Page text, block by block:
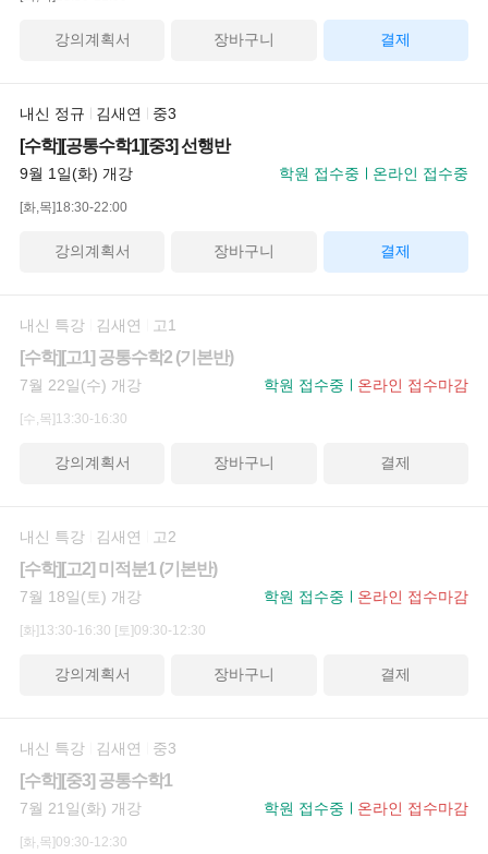
강의계획서 장바구니 결제
내신 정규 김새연 중3
[수학][공통수학1][중3] 선행반
9월 1일(화) 개강 학원 접수중 온라인 접수중
[화,목]18:30-22:00
강의계획서 장바구니 결제
내신 특강 김새연 고1
[수학][고1] 공통수학2 (기본반)
7월 22일(수) 개강 학원 접수중 온라인 접수마감
[수,목]13:30-16:30
강의계획서 장바구니 결제
내신 특강 김새연 고2
[수학][고2] 미적분1 (기본반)
7월 18일(토) 개강 학원 접수중 온라인 접수마감
[화]13:30-16:30 [토]09:30-12:30
강의계획서 장바구니 결제
내신 특강 김새연 중3
[수학][중3] 공통수학1
7월 21일(화) 개강 학원 접수중 온라인 접수마감
[화,목]09:30-12:30